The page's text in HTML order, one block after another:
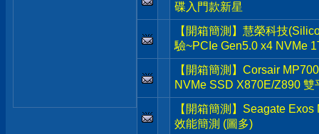
碟入門款新星
【開箱簡測】慧榮科技
驗~PCIe Gen5.0 x4 NVMe
【開箱簡測】Corsair
NVMe SSD X870E/Z890 雙
【開箱簡測】Seagate
效能簡測 (圖多)